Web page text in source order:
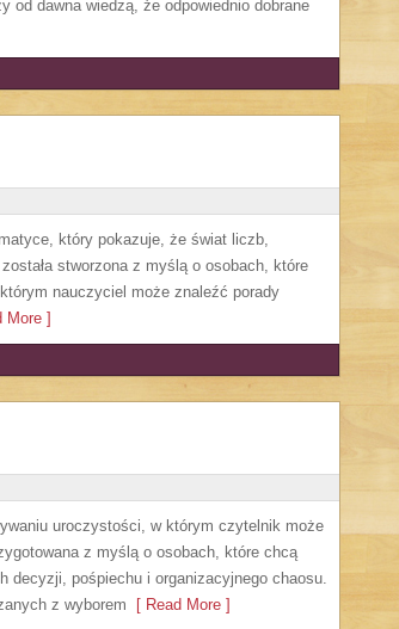
od dawna wiedzą, że odpowiednio dobrane
który pokazuje, że świat liczb,
stworzona z myślą o osobach, które
nauczyciel może znaleźć porady
More ]
uroczystości, w którym czytelnik może
z myślą o osobach, które chcą
decyzji, pośpiechu i organizacyjnego chaosu.
z wyborem [ Read More ]